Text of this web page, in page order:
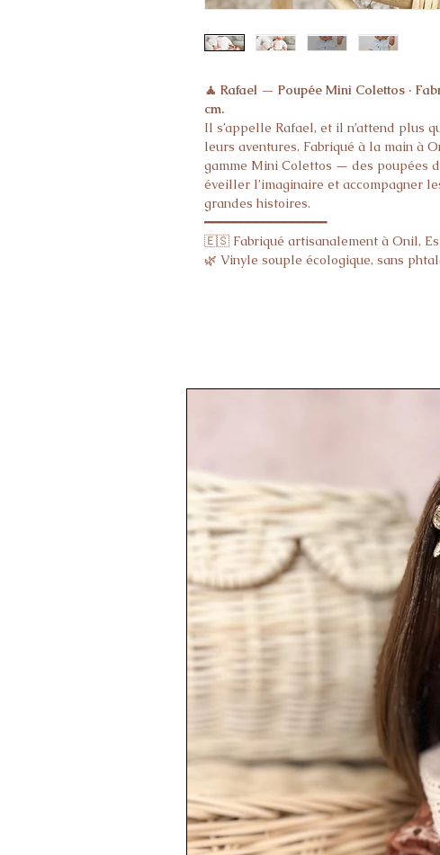
🧘 Rafael — Poupée Mini Colettos ·
cm.
Il s’appelle Rafael, et il n’attend plus
leurs aventures. Fabriqué à la main à
gamme Mini Colettos — des poupées
éveiller l’imaginaire et accompagner
grandes histoires.
━━━━━━━━━━━━━━━━━
🇪🇸 Fabriqué artisanalement à Onil,
🌿 Vinyle souple écologique, sans
⚠️ Vendu nu · retrouvez nos
━━━━━━━━━━━━━━━━━
👶 À partir de quel âge est recommandé
Rafael est conçu pour les enfants à
poids (600 g) sont parfaitement
un beau compagnon de jeu jusqu’à 7-8
💆 Les cheveux de Rafael se coiffent-ils
Oui ! Les cheveux de Rafael sont
facilement. Votre enfant peut les
conseillons une brosse à poils doux
👗 Quels vêtements correspondent à
Rafael porte les vêtements de la
dans notre boutique. Robes,
l’habiller au fil des saisons et des envies.
🛡️ Le vinyle est-il sans danger pour
Absolument. Rafael est fabriqué en
phtalate et non toxique, conforme aux
jouets (EN 71).
🧹 Rafael est-il solide ? Comment
Le corps en vinyle s’essuie avec un
se lavent délicatement à l’eau tiède. Il
enfants au quotidien — robuste et fait